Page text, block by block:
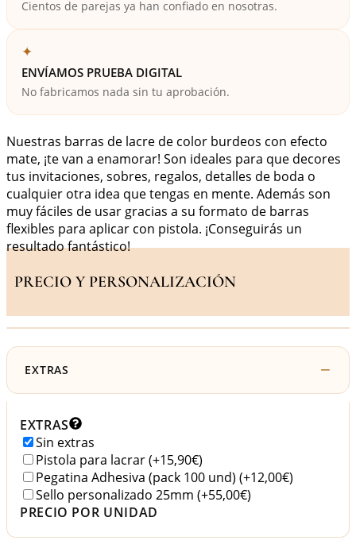
Cientos de parejas ya han confiado en nosotras.
✦
ENVÍAMOS PRUEBA DIGITAL
No fabricamos nada sin tu aprobación.
Nuestras barras de lacre de color burdeos con efecto
mate, ¡te van a enamorar! Son ideales para que decores
tus invitaciones, sobres, regalos, detalles de boda o
cualquier otra idea que tengas en mente. Además son
muy fáciles de usar gracias a su formato de barras
flexibles para aplicar con pistola. ¡Conseguirás un
resultado fantástico!
PRECIO Y PERSONALIZACIÓN
EXTRAS
EXTRAS
Sin extras
Pistola para lacrar(+15,90€)
Pegatina Adhesiva (pack 100 und) (+12,00€)
Sello personalizado 25mm (+55,00€)
PRECIO POR UNIDAD